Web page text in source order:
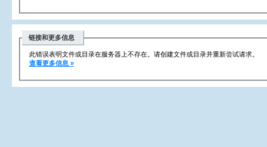
链接和更多信息
此错误表明文件或目录在服务器上不存在。请创建文件或目录并重新尝试请求。
查看更多信息 »